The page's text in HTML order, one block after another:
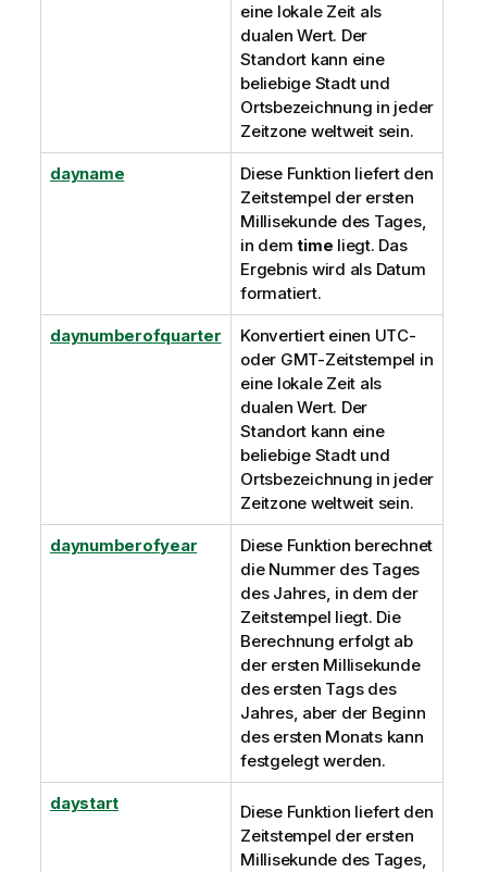
eine lokale Zeit als
dualen Wert. Der
Standort kann eine
beliebige Stadt und
Ortsbezeichnung in jeder
Zeitzone weltweit sein.
dayname
Diese Funktion liefert den
Zeitstempel der ersten
Millisekunde des Tages,
in demtime liegt. Das
Ergebnis wird als Datum
formatiert.
daynumberofquarter Konvertiert einen UTC-
oder GMT-Zeitstempel in
eine lokale Zeit als
dualen Wert. Der
Standort kann eine
beliebige Stadt und
Ortsbezeichnung in jeder
Zeitzone weltweit sein.
daynumberofyear
Diese Funktion berechnet
die Nummer des Tages
des Jahres, in dem der
Zeitstempel liegt. Die
Berechnung erfolgt ab
der ersten Millisekunde
des ersten Tags des
Jahres, aber der Beginn
des ersten Monats kann
festgelegt werden.
daystart
Diese Funktion liefert den
Zeitstempel der ersten
Millisekunde des Tages,